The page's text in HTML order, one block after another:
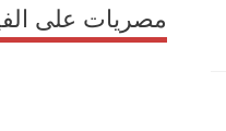
مصريات على